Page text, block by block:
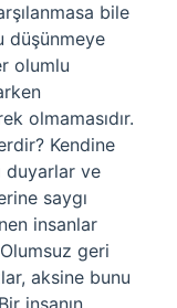
bile
düşünmeye
olumlu
olmamasıdır.
Kendine
duyarlar ve
saygı
insanlar
geri
aksine bunu
insanın